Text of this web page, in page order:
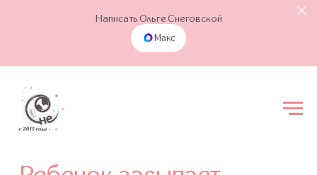
Написать Ольге Снеговской
Макс
Ребенок засыпает